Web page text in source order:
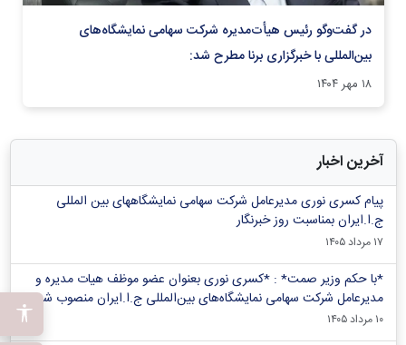
در گفت‌و‌گو رئیس هیأت‌مدیره شرکت سهامی نمایشگاه‌های
بین‌المللی با خبرگزاری برنا مطرح شد:
۱۸ مهر ۱۴۰۴
آخرین اخبار
پیام کسری نوری مدیرعامل شرکت سهامی نمایشگاههای بین المللی
ج.ا.ایران بمناسبت روز خبرنگار
۱۷ مرداد ۱۴۰۵
*با حکم وزیر صمت* : *کسری نوری بعنوان عضو موظف هیات مدیره و
مدیرعامل شرکت سهامی نمایشگاه‌های بین‌المللی ج.ا.ایران منصوب شد*
۱۰ مرداد ۱۴۰۵